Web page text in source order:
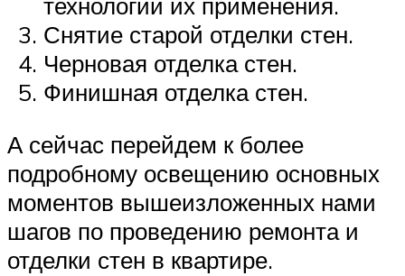
технологии их применения.
Снятие старой отделки стен.
Черновая отделка стен.
Финишная отделка стен.
А сейчас перейдем к более
подробному освещению основных
моментов вышеизложенных нами
шагов по проведению ремонта и
отделки стен в квартире.